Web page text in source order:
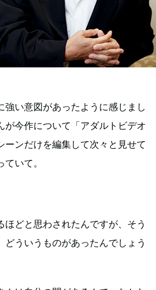
い意図があったように感じまし
が今作について「アダルトビデオ
ーンだけを編集して次々と見せて
いて。
どと思わされたんですが、そう
どういうものがあったんでしょう